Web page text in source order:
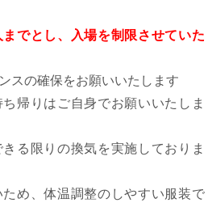
でとし、入場を制限させていた
スの確保をお願いいたします
帰りはご自身でお願いいたしま
る限りの換気を実施しておりま
め、体温調整のしやすい服装で